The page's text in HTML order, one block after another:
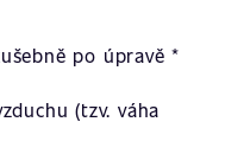
po úpravě *
(tzv. váha